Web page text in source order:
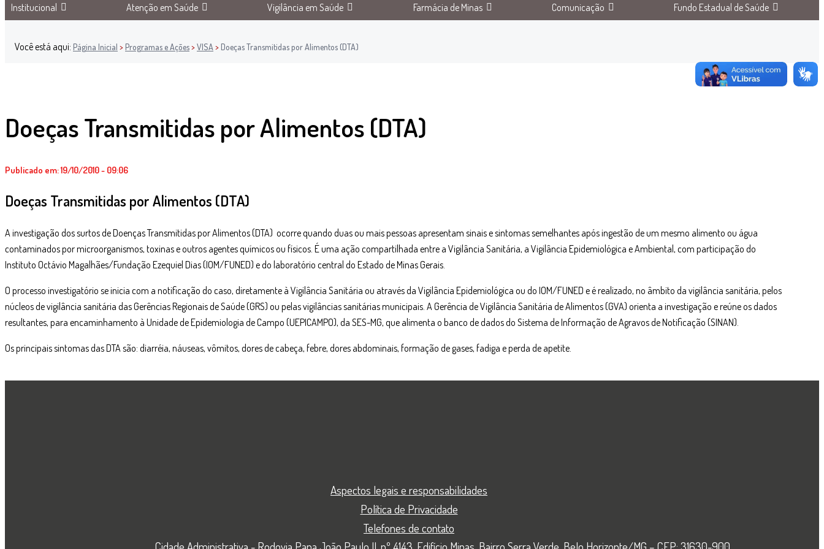
Institucional Atenção em Saúde Vigilância em Saúde Farmácia de Minas Comunicação Fundo Estadual de Saúde
Você está aqui: Página Inicial >Programas e Ações>VISA >Doeças Transmitidas por Alimentos (DTA)
Doeças Transmitidas por Alimentos (DTA)
Publicado em: 19/10/2010 - 09:06
Doeças Transmitidas por Alimentos (DTA)
A investigação dos surtos de Doenças Transmitidas por Alimentos (DTA) ocorre quando duas ou mais pessoas apresentam sinais e sintomas semelhantes após ingestão de um mesmo alimento ou água
contaminados por microorganismos, toxinas e outros agentes químicos ou físicos. É uma ação compartilhada entre a Vigilância Sanitária, a Vigilância Epidemiológica e Ambiental, com participação do
Instituto Octávio Magalhães/Fundação Ezequiel Dias (IOM/FUNED) e do laboratório central do Estado de Minas Gerais.
O processo investigatório se inicia com a notificação do caso, diretamente à Vigilância Sanitária ou através da Vigilância Epidemiológica ou do IOM/FUNED e é realizado, no âmbito da vigilância sanitária, pelos
núcleos de vigilância sanitária das Gerências Regionais de Saúde (GRS) ou pelas vigilâncias sanitárias municipais. A Gerência de Vigilância Sanitária de Alimentos (GVA) orienta a investigação e reúne os dados
resultantes, para encaminhamento à Unidade de Epidemiologia de Campo (UEPICAMPO), da SES-MG, que alimenta o banco de dados do Sistema de Informação de Agravos de Notificação (SINAN).
Os principais sintomas das DTA são: diarréia, náuseas, vômitos, dores de cabeça, febre, dores abdominais, formação de gases, fadiga e perda de apetite.
Aspectos legais e responsabilidades
Política de Privacidade
Telefones de contato